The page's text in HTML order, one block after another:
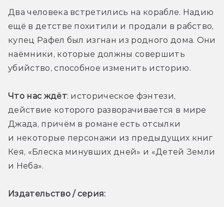
Два человека встретились на корабле. Надию
ещё в детстве похитили и продали в рабство,
купец Рафел был изгнан из родного дома. Они
наёмники, которые должны совершить
убийство, способное изменить историю.
Что нас ждёт: историческое фэнтези,
действие которого разворачивается в мире
Джада, причём в романе есть отсылки
и некоторые персонажи из предыдущих книг
Кея, «Блеска минувших дней» и «Детей Земли
и Неба».
Издательство / серия: